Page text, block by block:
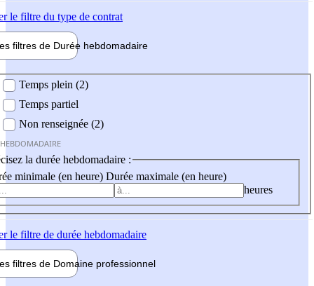
le filtre du type de contrat
filtres de Durée hebdomadaire
Temps plein (2)
Temps partiel
Non renseignée (2)
la durée hebdomadaire :
minimale (en heure) Durée maximale (en heure)
heures
le filtre de durée hebdomadaire
filtres de Domaine professionnel